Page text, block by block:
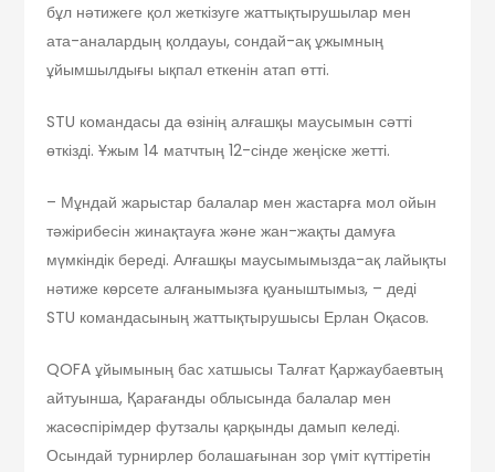
бұл нәтижеге қол жеткізуге жаттықтырушылар мен
ата-аналардың қолдауы, сондай-ақ ұжымның
ұйымшылдығы ықпал еткенін атап өтті.
STU командасы да өзінің алғашқы маусымын сәтті
өткізді. Ұжым 14 матчтың 12-сінде жеңіске жетті.
– Мұндай жарыстар балалар мен жастарға мол ойын
тәжірибесін жинақтауға және жан-жақты дамуға
мүмкіндік береді. Алғашқы маусымымызда-ақ лайықты
нәтиже көрсете алғанымызға қуаныштымыз, – деді
STU командасының жаттықтырушысы Ерлан Оқасов.
QOFA ұйымының бас хатшысы Талғат Қаржаубаевтың
айтуынша, Қарағанды облысында балалар мен
жасөспірімдер футзалы қарқынды дамып келеді.
Осындай турнирлер болашағынан зор үміт күттіретін